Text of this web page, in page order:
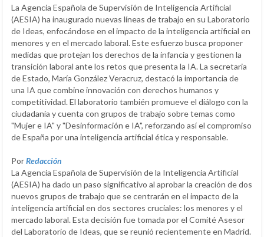
La Agencia Española de Supervisión de Inteligencia Artificial
(AESIA) ha inaugurado nuevas líneas de trabajo en su Laboratorio
de Ideas, enfocándose en el impacto de la inteligencia artificial en
menores y en el mercado laboral. Este esfuerzo busca proponer
medidas que protejan los derechos de la infancia y gestionen la
transición laboral ante los retos que presenta la IA. La secretaria
de Estado, María González Veracruz, destacó la importancia de
una IA que combine innovación con derechos humanos y
competitividad. El laboratorio también promueve el diálogo con la
ciudadanía y cuenta con grupos de trabajo sobre temas como
"Mujer e IA" y "Desinformación e IA", reforzando así el compromiso
de España por una inteligencia artificial ética y responsable.
PorRedacción
La Agencia Española de Supervisión de la Inteligencia Artificial
(AESIA) ha dado un paso significativo al aprobar la creación de dos
nuevos grupos de trabajo que se centrarán en el impacto de la
inteligencia artificial en dos sectores cruciales: los menores y el
mercado laboral. Esta decisión fue tomada por el Comité Asesor
del Laboratorio de Ideas, que se reunió recientemente en Madrid.